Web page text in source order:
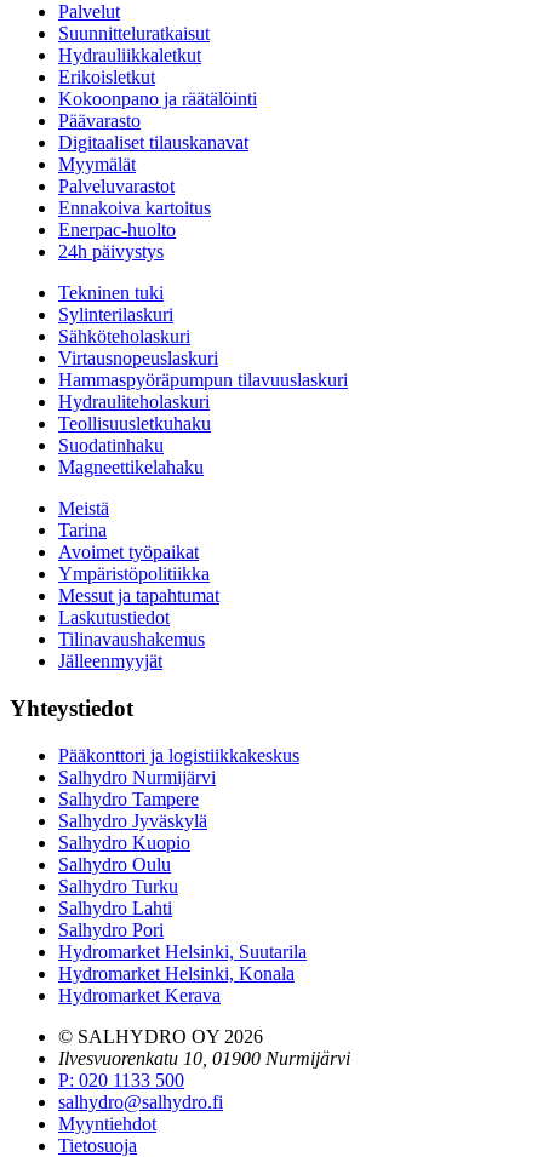
Palvelut
Suunnitteluratkaisut
Hydrauliikkaletkut
Erikoisletkut
Kokoonpano ja räätälöinti
Päävarasto
Digitaaliset tilauskanavat
Myymälät
Palveluvarastot
Ennakoiva kartoitus
Enerpac-huolto
24h päivystys
Tekninen tuki
Sylinterilaskuri
Sähköteholaskuri
Virtausnopeuslaskuri
Hammaspyöräpumpun tilavuuslaskuri
Hydrauliteholaskuri
Teollisuusletkuhaku
Suodatinhaku
Magneettikelahaku
Meistä
Tarina
Avoimet työpaikat
Ympäristöpolitiikka
Messut ja tapahtumat
Laskutustiedot
Tilinavaushakemus
Jälleenmyyjät
Yhteystiedot
Pääkonttori ja logistiikkakeskus
Salhydro Nurmijärvi
Salhydro Tampere
Salhydro Jyväskylä
Salhydro Kuopio
Salhydro Oulu
Salhydro Turku
Salhydro Lahti
Salhydro Pori
Hydromarket Helsinki, Suutarila
Hydromarket Helsinki, Konala
Hydromarket Kerava
© SALHYDRO OY 2026
Ilvesvuorenkatu 10, 01900 Nurmijärvi
P: 020 1133 500
salhydro@salhydro.fi
Myyntiehdot
Tietosuoja